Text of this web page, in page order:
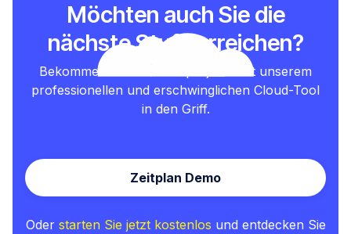
Möchten auch Sie die
nächste Stufe erreichen?
Bekommen Sie Ihre Testprojekte mit unserem
professionellen und erschwinglichen Cloud-Tool
in den Griff.
Zeitplan Demo
Oder starten Sie jetzt kostenlos und entdecken Sie